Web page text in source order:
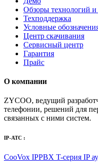
Обзоры технологий
Техподдержка
Условные
Центр скачивания
Сервисный центр
Гарантия
Прайс
О компании
ZYCOO, ведущий
телефонии, решений для
связанных с ними систем.
IP-АТС :
CooVox IPPBX T-серия IP